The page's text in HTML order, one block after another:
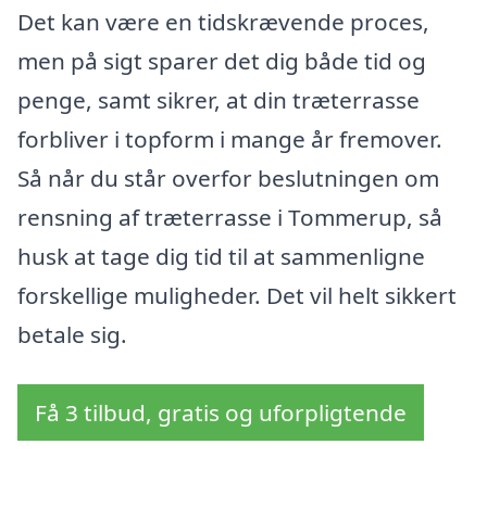
Det kan være en tidskrævende proces,
men på sigt sparer det dig både tid og
penge, samt sikrer, at din træterrasse
forbliver i topform i mange år fremover.
Så når du står overfor beslutningen om
rensning af træterrasse i Tommerup, så
husk at tage dig tid til at sammenligne
forskellige muligheder. Det vil helt sikkert
betale sig.
Få 3 tilbud, gratis og uforpligtende